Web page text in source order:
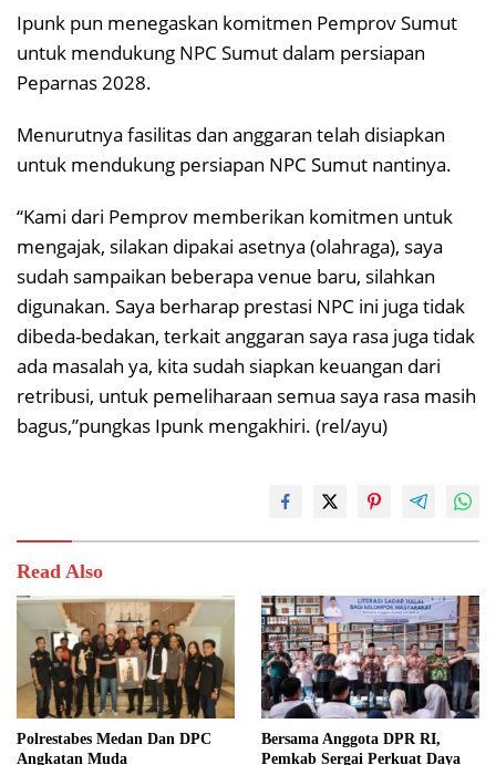
Ipunk pun menegaskan komitmen Pemprov Sumut
untuk mendukung NPC Sumut dalam persiapan
Peparnas 2028.
Menurutnya fasilitas dan anggaran telah disiapkan
untuk mendukung persiapan NPC Sumut nantinya.
“Kami dari Pemprov memberikan komitmen untuk
mengajak, silakan dipakai asetnya (olahraga), saya
sudah sampaikan beberapa venue baru, silahkan
digunakan. Saya berharap prestasi NPC ini juga tidak
dibeda-bedakan, terkait anggaran saya rasa juga tidak
ada masalah ya, kita sudah siapkan keuangan dari
retribusi, untuk pemeliharaan semua saya rasa masih
bagus,”pungkas Ipunk mengakhiri. (rel/ayu)
Read Also
Polrestabes Medan Dan DPC
Angkatan Muda
Bersama Anggota DPR RI,
Pemkab Sergai Perkuat Daya